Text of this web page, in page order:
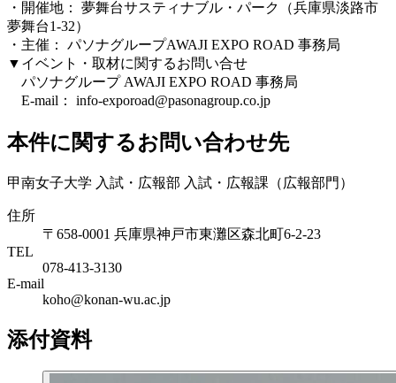
・開催地： 夢舞台サスティナブル・パーク（兵庫県淡路市
夢舞台1-32）
・主催： パソナグループAWAJI EXPO ROAD 事務局
▼イベント・取材に関するお問い合せ
パソナグループ AWAJI EXPO ROAD 事務局
E-mail： info-exporoad@pasonagroup.co.jp
本件に関するお問い合わせ先
甲南女子大学 入試・広報部 入試・広報課（広報部門）
住所
〒658-0001 兵庫県神戸市東灘区森北町6-2-23
TEL
078-413-3130
E-mail
koho@konan-wu.ac.jp
添付資料